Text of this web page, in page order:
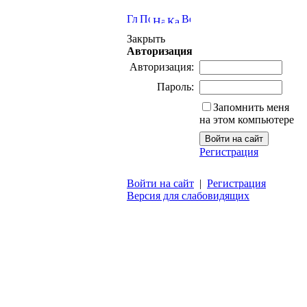
Закрыть
Авторизация
Авторизация:
Пароль:
Запомнить меня
на этом компьютере
Регистрация
Войти на сайт | Регистрация
Версия для слабовидящих